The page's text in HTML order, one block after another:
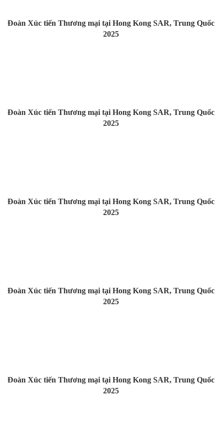
Đoàn Xúc tiến Thương mại tại Hong Kong SAR, Trung Quốc
2025
Đoàn Xúc tiến Thương mại tại Hong Kong SAR, Trung Quốc
2025
Đoàn Xúc tiến Thương mại tại Hong Kong SAR, Trung Quốc
2025
Đoàn Xúc tiến Thương mại tại Hong Kong SAR, Trung Quốc
2025
Đoàn Xúc tiến Thương mại tại Hong Kong SAR, Trung Quốc
2025